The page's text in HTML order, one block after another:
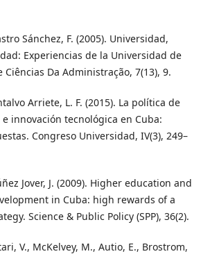
Sánchez, F. (2005). Universidad,
Experiencias de la Universidad de
Ciências Da Administração, 7(13), 9.
Arriete, L. F. (2015). La política de
innovación tecnológica en Cuba:
Congreso Universidad, IV(3), 249–
Jover, J. (2009). Higher education and
in Cuba: high rewards of a
Science & Public Policy (SPP), 36(2).
V., McKelvey, M., Autio, E., Brostrom,